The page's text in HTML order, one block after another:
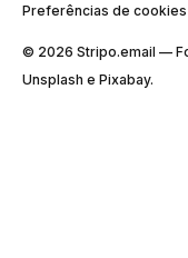
Preferências de
© 2026 Stripо.email —
Unsplash e Pixabay.